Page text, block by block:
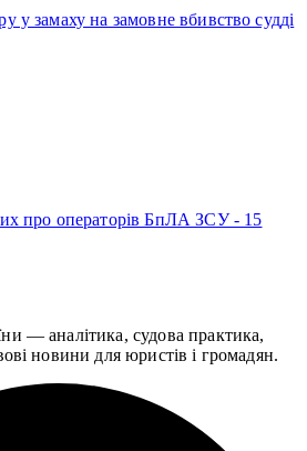
у замаху на замовне вбивство судді
про операторів БпЛА ЗСУ - 15
— аналітика, судова практика,
новини для юристів і громадян.